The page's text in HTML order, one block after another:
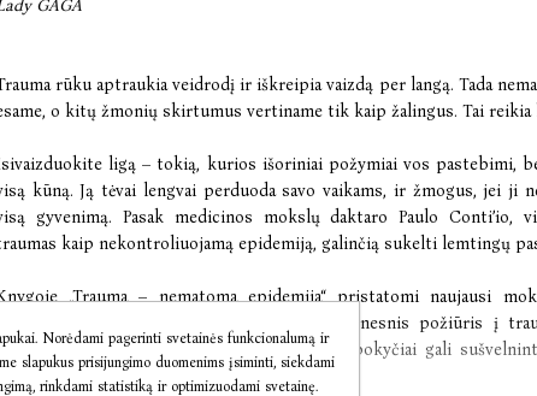
GAGA
rūku aptraukia veidrodį ir iškreipia vaizdą per langą. Tada
o kitų žmonių skirtumus vertiname tik kaip žalingus. Tai reikia
ligą – tokią, kurios išoriniai požymiai vos pastebimi,
kūną. Ją tėvai lengvai perduoda savo vaikams, ir žmogus, jei ji
gyvenimą. Pasak medicinos mokslų daktaro Paulo Conti’io,
kaip nekontroliuojamą epidemiją, galinčią sukelti lemtingų
„Trauma – nematoma epidemija“ pristatomi naujausi
klinikinė praktika, tikros istorijos ir nuodugnesnis požiūris į
kokie ir individualūs, ir visuomenės pokyčiai gali
ateities žmonija nebūtų traumuota.
Norėdami pagerinti svetainės funkcionalumą ir
slapukus prisijungimo duomenims įsiminti, siekdami
rinkdami statistiką ir optimizuodami svetainę.